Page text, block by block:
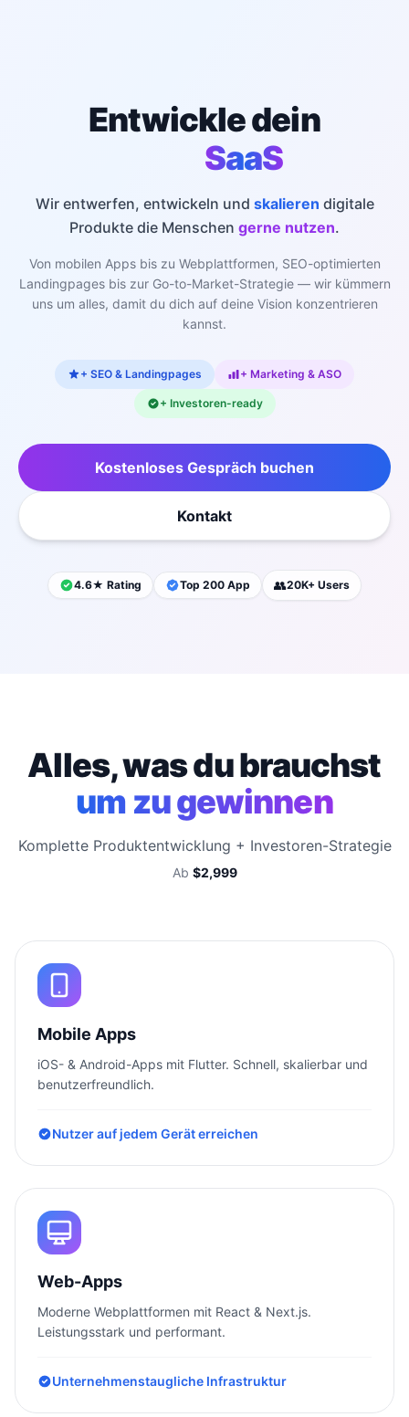
Entwickle dein
SaaS
Wir entwerfen, entwickeln und skalieren digitale
Produkte die Menschen gerne nutzen.
Von mobilen Apps bis zu Webplattformen, SEO-optimierten
Landingpages bis zur Go-to-Market-Strategie — wir kümmern
uns um alles, damit du dich auf deine Vision konzentrieren
kannst.
+ SEO & Landingpages + Marketing & ASO
+ Investoren-ready
Kostenloses Gespräch buchen
Kontakt
4.6★ Rating Top 200 App 👥20K+ Users
Alles, was du brauchst
um zu gewinnen
Komplette Produktentwicklung + Investoren-Strategie
Ab $2,999
Mobile Apps
iOS- & Android-Apps mit Flutter. Schnell, skalierbar und
benutzerfreundlich.
Nutzer auf jedem Gerät erreichen
Web-Apps
Moderne Webplattformen mit React & Next.js.
Leistungsstark und performant.
Unternehmenstaugliche Infrastruktur